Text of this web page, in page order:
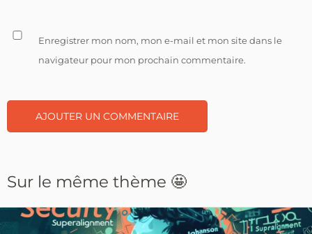
Enregistrer mon nom, mon e-mail et mon site dans le
navigateur pour mon prochain commentaire.
Sur le même thème 🤩